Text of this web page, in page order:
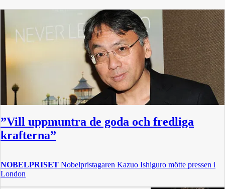
”Vill uppmuntra de goda och fredliga
krafterna”
NOBELPRISET Nobelpristagaren Kazuo Ishiguro mötte pressen i
London